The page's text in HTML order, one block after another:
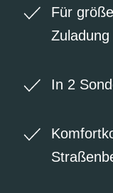
Für
Zuladung
In 2